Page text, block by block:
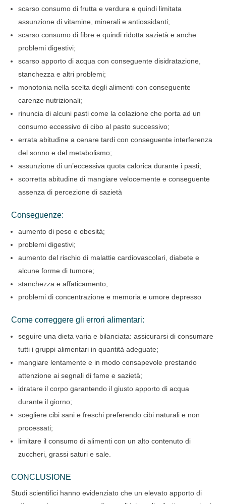
scarso consumo di frutta e verdura e quindi limitata
assunzione di vitamine, minerali e antiossidanti;
scarso consumo di fibre e quindi ridotta sazietà e anche
problemi digestivi;
scarso apporto di acqua con conseguente disidratazione,
stanchezza e altri problemi;
monotonia nella scelta degli alimenti con conseguente
carenze nutrizionali;
rinuncia di alcuni pasti come la colazione che porta ad un
consumo eccessivo di cibo al pasto successivo;
errata abitudine a cenare tardi con conseguente interferenza
del sonno e del metabolismo;
assunzione di un’eccessiva quota calorica durante i pasti;
scorretta abitudine di mangiare velocemente e conseguente
assenza di percezione di sazietà
Conseguenze:
aumento di peso e obesità;
problemi digestivi;
aumento del rischio di malattie cardiovascolari, diabete e
alcune forme di tumore;
stanchezza e affaticamento;
problemi di concentrazione e memoria e umore depresso
Come correggere gli errori alimentari:
seguire una dieta varia e bilanciata: assicurarsi di consumare
tutti i gruppi alimentari in quantità adeguate;
mangiare lentamente e in modo consapevole prestando
attenzione ai segnali di fame e sazietà;
idratare il corpo garantendo il giusto apporto di acqua
durante il giorno;
scegliere cibi sani e freschi preferendo cibi naturali e non
processati;
limitare il consumo di alimenti con un alto contenuto di
zuccheri, grassi saturi e sale.
CONCLUSIONE
Studi scientifici hanno evidenziato che un elevato apporto di